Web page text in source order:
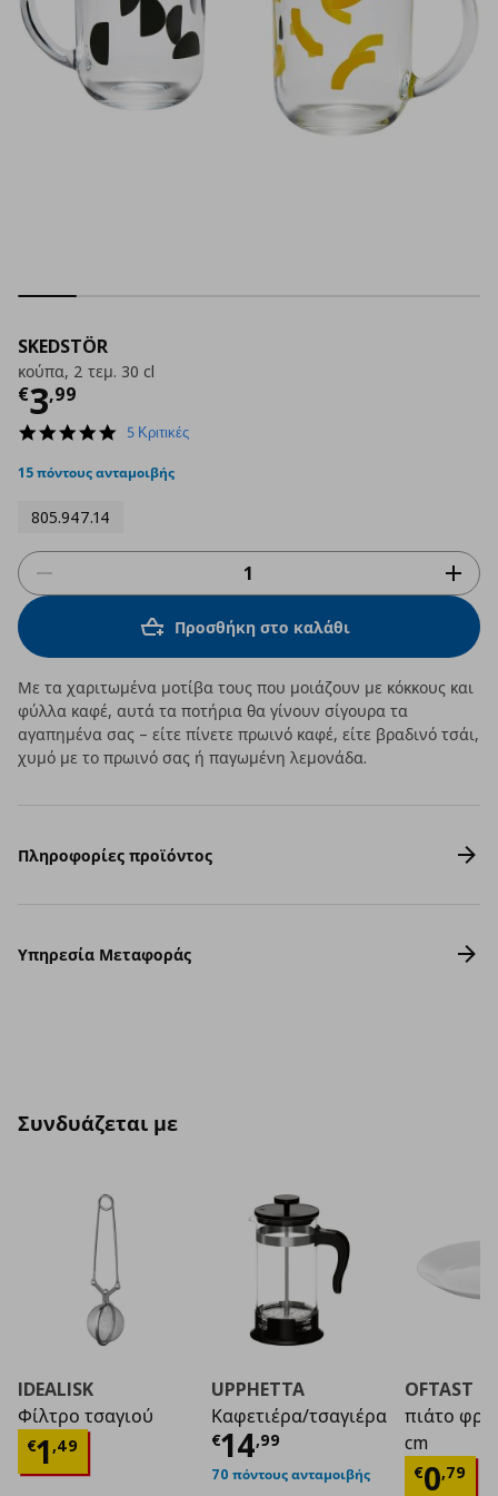
SKEDSTÖR
κούπα, 2 τεμ. 30 cl
€3,99
Τρέχουσα τιμή
5.0
rating
5 Κριτικές
15 πόντους ανταμοιβής
805.947.14
Προσθήκη στο καλάθι
Με τα χαριτωμένα μοτίβα τους που μοιάζουν με κόκκους και
φύλλα καφέ, αυτά τα ποτήρια θα γίνουν σίγουρα τα
αγαπημένα σας – είτε πίνετε πρωινό καφέ, είτε βραδινό τσάι,
χυμό με το πρωινό σας ή παγωμένη λεμονάδα.
Πληροφορίες προϊόντος
Υπηρεσία Μεταφοράς
Συνδυάζεται με
IDEALISK
Φίλτρο τσαγιού
€1,49
Τρέχουσα τιμή€ 1,49
UPPHETTA
Καφετιέρα/τσαγιέρα
€14,99
Τρέχουσα τιμή
70 πόντους ανταμοιβής
OFTAST
πιάτο
cm
€0,79